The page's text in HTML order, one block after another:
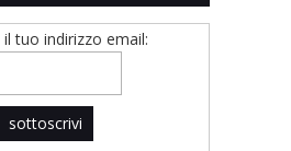
il tuo indirizzo email: